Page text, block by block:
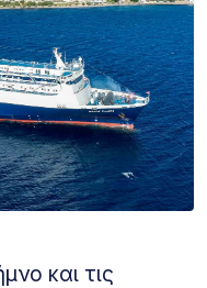
και τις